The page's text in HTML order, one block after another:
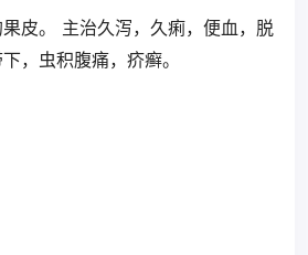
皮。 主治久泻，久痢，便血，脱
，虫积腹痛，疥癣。